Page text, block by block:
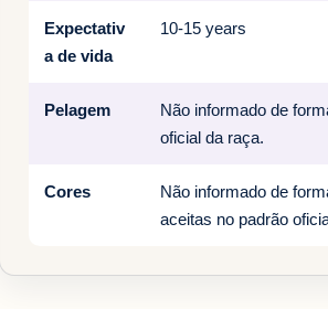
Expectativ
a de vida
10-15 years
Pelagem
Não informado de
oficial da raça.
Cores
Não informado de
aceitas no padrão